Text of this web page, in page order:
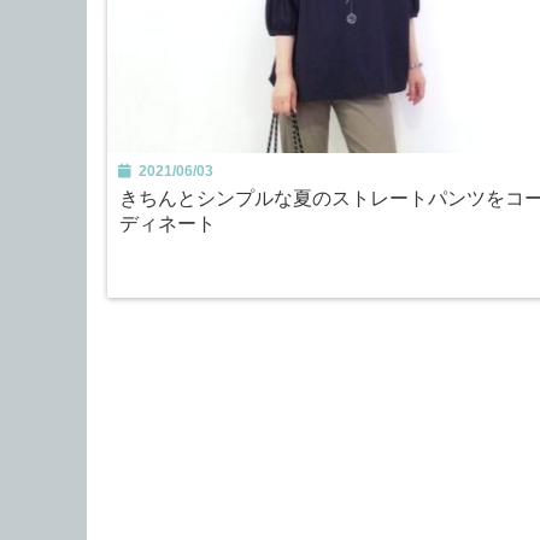
2021/06/03
きちんとシンプルな夏のストレートパンツをコ
ディネート